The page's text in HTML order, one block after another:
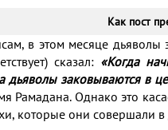
Как пост
в этом месяце
сказал: «Когда
дьяволы заковываются в
Рамадана. Однако это
которые они совершали